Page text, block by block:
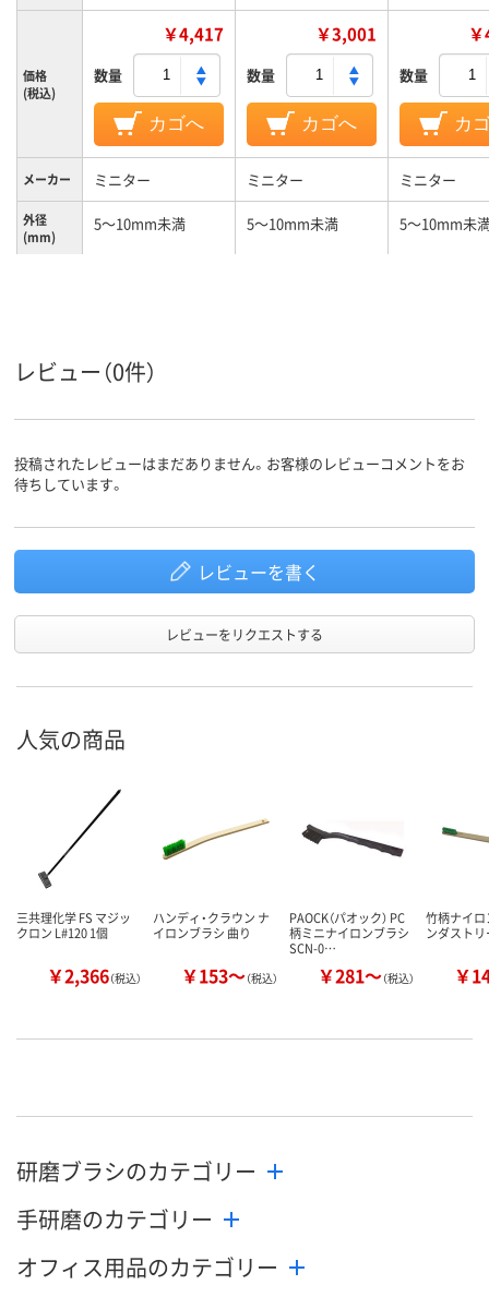
価格
(税込)
￥4,417
数量
カゴへ
￥3,001
数量
カゴへ
数量
カ
メーカー ミニター ミニター ミニター
外径
(mm)
5～10mm未満 5～10mm未満 5～10mm未
レビュー（0件）
投稿されたレビューはまだありません。お客様のレビューコメントをお
待ちしています。
レビューを書く
レビューをリクエストする
人気の商品
三共理化学 FS マジッ
クロン L#120 1個
￥2,366（税込）
ハンディ・クラウン ナ
イロンブラシ 曲り
￥153～（税込）
PAOCK（パオック） PC
柄ミニナイロンブラシ
SCN-0…
￥281～（税込）
竹柄ナイ
ンダスト
￥
研磨ブラシのカテゴリー
手研磨のカテゴリー
オフィス用品のカテゴリー